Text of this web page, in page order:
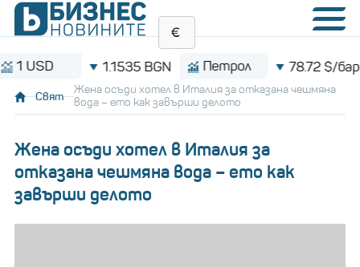
1.1535 BGN Петрол 78.72 $/барел
Свят
Жена осъди хотел в Италия за отказана чешмяна
вода – ето как завърши делото
Жена осъди хотел в Италия за
отказана чешмяна вода – ето как
завърши делото